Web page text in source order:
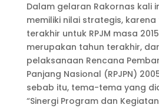
Dalam gelaran Rakornas kali
memiliki nilai strategis,
terakhir untuk RPJM masa
merupakan tahun terakhir,
pelaksanaan Rencana
Panjang Nasional (RPJPN)
sebab itu, tema-tema yang
“Sinergi Program dan